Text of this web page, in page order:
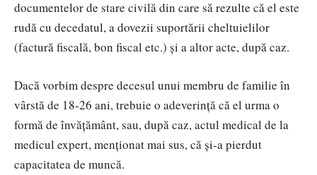
documentelor de stare civilă din care să rezulte că el este
rudă cu decedatul, a dovezii suportării cheltuielilor
(factură fiscală, bon fiscal etc.) și a altor acte, după caz.
Dacă vorbim despre decesul unui membru de familie în
vârstă de 18-26 ani, trebuie o adeverință că el urma o
formă de învățământ, sau, după caz, actul medical de la
medicul expert, menționat mai sus, că și-a pierdut
capacitatea de muncă.